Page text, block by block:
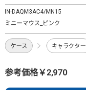
IN-DAQM3AC4/MN15
ミニーマウス_ピンク
ケース キャラクター
参考価格￥2,970